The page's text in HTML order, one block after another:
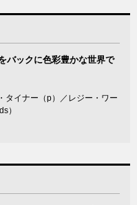
バックに色彩豊かな世界で
タイナー（p）／レジー・ワー
）